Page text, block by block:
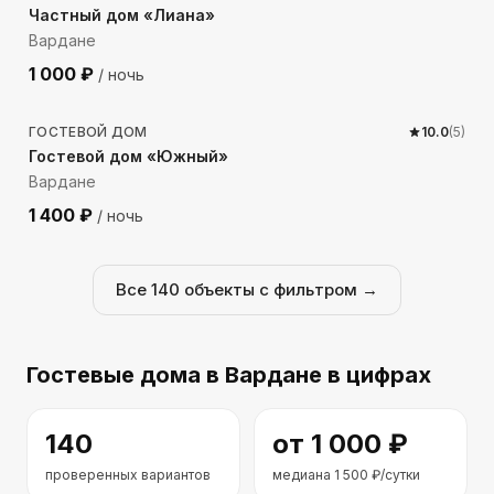
Частный дом «Лиана»
Вардане
1 000 ₽ / ночь
663 м до моря
ГОСТЕВОЙ ДОМ 10.0(5)
Гостевой дом «Южный»
Вардане
1 400 ₽ / ночь
Все 140 объекты с фильтром →
Гостевые дома в Вардане в цифрах
140
проверенных вариантов
от 1 000 ₽
медиана 1 500 ₽/сутки